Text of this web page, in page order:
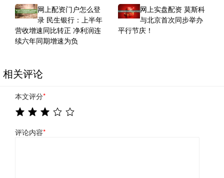
网上配资门户怎么登
录 民生银行：上半年
营收增速同比转正 净利润连
续六年同期增速为负
网上实盘配资 莫斯科
与北京首次同步举办
平行节庆！
相关评论
本文评分*
评论内容*